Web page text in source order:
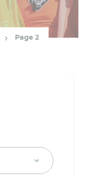
Page 2